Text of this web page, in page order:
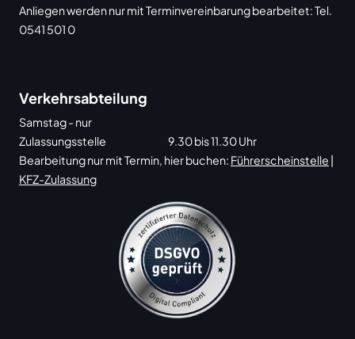
Anliegen werden nur mit Terminvereinbarung bearbeitet: Tel.
0541 501 0
Verkehrsabteilung
Samstag - nur
Zulassungsstelle
9.30 bis 11.30 Uhr
Bearbeitung nur mit Termin, hier buchen: Führerscheinstelle |
KFZ-Zulassung